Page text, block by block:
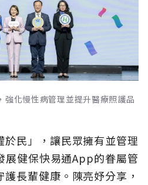
化慢性病管理並提升醫療照護品
民」，讓民眾擁有並管理
展健保快易通App的眷屬管
長輩健康。陳亮妤分享，